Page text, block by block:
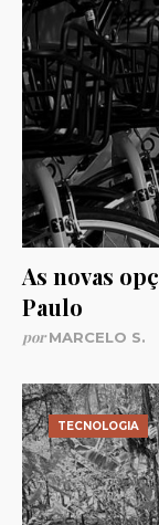
As novas
Paulo
porMARCELO S.
TECNOLOGIA